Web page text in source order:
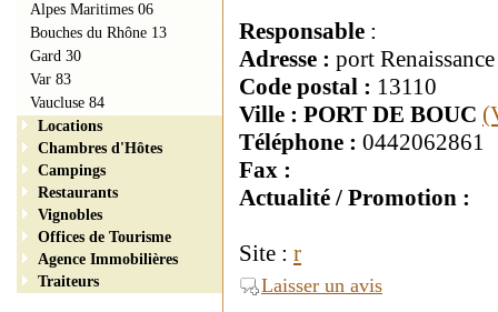
Responsable :
Adresse : port
Code postal : 13110
Ville : PORT DE BOUC
Téléphone : 0442062861
Fax :
Actualité / Promotion :
Site : r
Laisser un avis
Alpes Maritimes 06
Bouches du Rhône 13
Gard 30
Var 83
Vaucluse 84
Locations
Chambres d'Hôtes
Campings
Restaurants
Vignobles
Offices de Tourisme
Agence Immobilières
Traiteurs